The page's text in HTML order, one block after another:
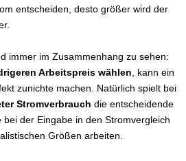
entscheiden, desto größer wird der
immer im Zusammenhang zu sehen:
Arbeitspreis wählen , kann ein
zunichte machen. Natürlich spielt bei
Stromverbrauch die entscheidende
bei der Eingabe in den Stromvergleich
Größen arbeiten.